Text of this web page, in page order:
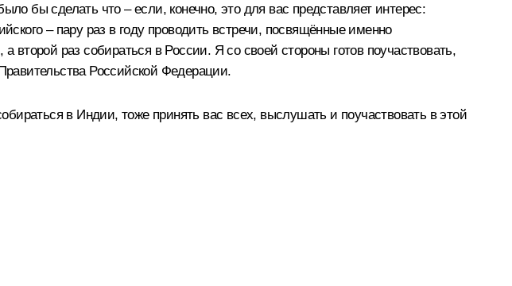
бы сделать что – если, конечно, это для вас представляет интерес:
– пару раз в году проводить встречи, посвящённые именно
раз собираться в России. Я со своей стороны готов поучаствовать,
Российской Федерации.
в Индии, тоже принять вас всех, выслушать и поучаствовать в этой